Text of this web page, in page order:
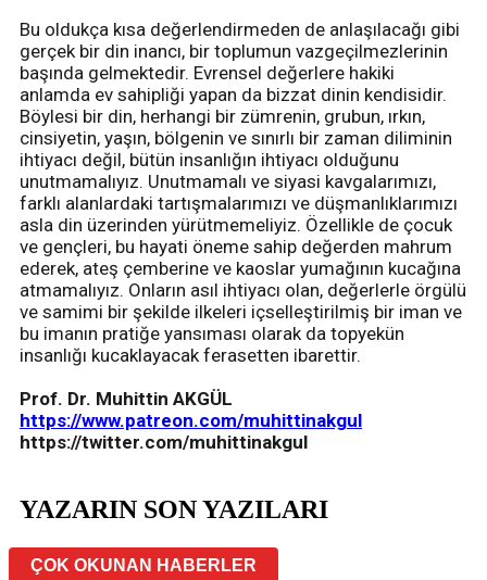
Bu oldukça kısa değerlendirmeden de anlaşılacağı gibi
gerçek bir din inancı, bir toplumun vazgeçilmezlerinin
başında gelmektedir. Evrensel değerlere hakiki
anlamda ev sahipliği yapan da bizzat dinin kendisidir.
Böylesi bir din, herhangi bir zümrenin, grubun, ırkın,
cinsiyetin, yaşın, bölgenin ve sınırlı bir zaman diliminin
ihtiyacı değil, bütün insanlığın ihtiyacı olduğunu
unutmamalıyız. Unutmamalı ve siyasi kavgalarımızı,
farklı alanlardaki tartışmalarımızı ve düşmanlıklarımızı
asla din üzerinden yürütmemeliyiz. Özellikle de çocuk
ve gençleri, bu hayati öneme sahip değerden mahrum
ederek, ateş çemberine ve kaoslar yumağının kucağına
atmamalıyız. Onların asıl ihtiyacı olan, değerlerle örgülü
ve samimi bir şekilde ilkeleri içselleştirilmiş bir iman ve
bu imanın pratiğe yansıması olarak da topyekün
insanlığı kucaklayacak ferasetten ibarettir.
Prof. Dr. Muhittin AKGÜL
https://www.patreon.com/muhittinakgul
https://twitter.com/muhittinakgul
YAZARIN SON YAZILARI
ÇOK OKUNAN HABERLER